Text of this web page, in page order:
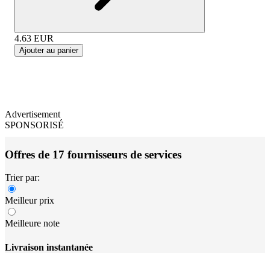
4.63 EUR
Ajouter au panier
Advertisement
SPONSORISÉ
Offres de 17 fournisseurs de services
Trier par:
Meilleur prix
Meilleure note
Livraison instantanée